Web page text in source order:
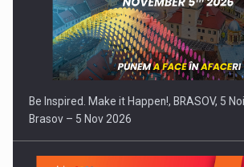
Be Inspired. Make it Happen!, BRASOV, 5
Brasov – 5 Nov 2026